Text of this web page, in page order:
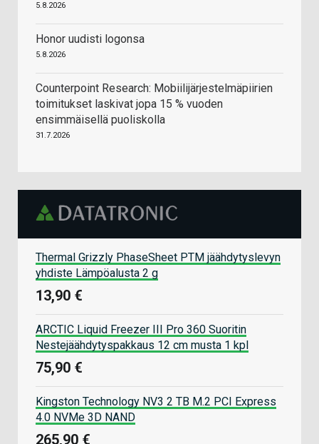
5.8.2026
Honor uudisti logonsa
5.8.2026
Counterpoint Research: Mobiilijärjestelmäpiirien
toimitukset laskivat jopa 15 % vuoden
ensimmäisellä puoliskolla
31.7.2026
Thermal Grizzly PhaseSheet PTM jäähdytyslevyn
yhdiste Lämpöalusta 2 g
13,90 €
ARCTIC Liquid Freezer III Pro 360 Suoritin
Nestejäähdytyspakkaus 12 cm musta 1 kpl
75,90 €
Kingston Technology NV3 2 TB M.2 PCI Express
4.0 NVMe 3D NAND
265,90 €